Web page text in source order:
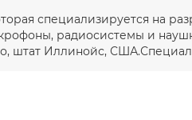
специализируется на
радиосистемы и
штат Иллинойс,